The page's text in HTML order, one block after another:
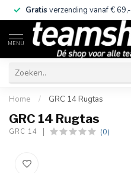
Gratis verzending vanaf € 69,-
MENU
Home / GRC 14 Rugtas
GRC 14 Rugtas
GRC 14 (0)